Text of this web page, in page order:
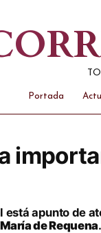
Portada
está apunto de
de Requena